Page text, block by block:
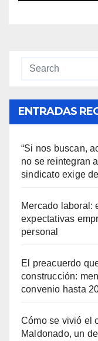
afectadas
ENTRADAS
“Si nos buscan,
no se reintegran
sindicato exige
Mercado laboral:
expectativas
personal
El preacuerdo
construcción:
convenio hasta
Cómo se vivió el
Maldonado, un